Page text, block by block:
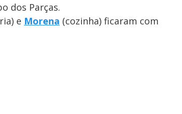
dos Parças.
e Morena (cozinha) ficaram com